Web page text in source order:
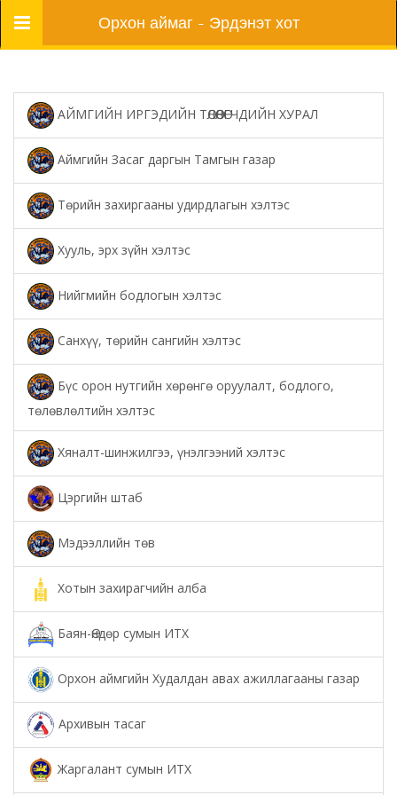
Цэс Орхон аймаг - Эрдэнэт хот
АЙМГИЙН ИРГЭДИЙН ТӨЛӨӨЛӨГЧДИЙН ХУРАЛ
Аймгийн Засаг даргын Тамгын газар
Төрийн захиргааны удирдлагын хэлтэс
Хууль, эрх зүйн хэлтэс
Нийгмийн бодлогын хэлтэс
Санхүү, төрийн сангийн хэлтэс
Бүс орон нутгийн хөрөнгө оруулалт, бодлого,
төлөвлөлтийн хэлтэс
Хяналт-шинжилгээ, үнэлгээний хэлтэс
Цэргийн штаб
Мэдээллийн төв
Хотын захирагчийн алба
Баян-Өндөр сумын ИТХ
Орхон аймгийн Худалдан авах ажиллагааны газар
Архивын тасаг
Жаргалант сумын ИТХ